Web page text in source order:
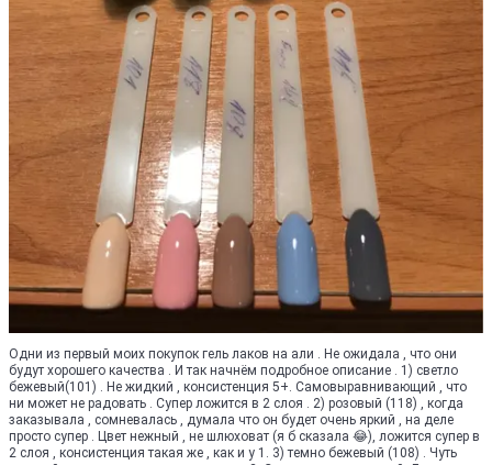
Одни из первый моих покупок гель лаков на али . Не ожидала , что они
будут хорошего качества . И так начнём подробное описание . 1) светло
бежевый(101) . Не жидкий , консистенция 5+. Самовыравнивающий , что
ни может не радовать . Супер ложится в 2 слоя . 2) розовый (118) , когда
заказывала , сомневалась , думала что он будет очень яркий , на деле
просто супер . Цвет нежный , не шлюховат (я б сказала 😂), ложится супер в
2 слоя , консистенция такая же , как и у 1. 3) темно бежевый (108) . Чуть